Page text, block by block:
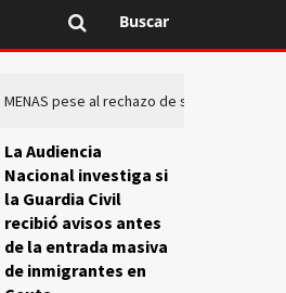
Buscar
pese al rechazo de sus comunidades
La Audiencia
Nacional investiga si
la Guardia Civil
recibió avisos antes
de la entrada masiva
de inmigrantes en